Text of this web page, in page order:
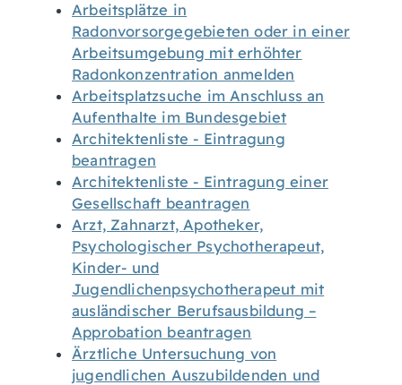
Arbeitsplätze in
Radonvorsorgegebieten oder in einer
Arbeitsumgebung mit erhöhter
Radonkonzentration anmelden
Arbeitsplatzsuche im Anschluss an
Aufenthalte im Bundesgebiet
Architektenliste - Eintragung
beantragen
Architektenliste - Eintragung einer
Gesellschaft beantragen
Arzt, Zahnarzt, Apotheker,
Psychologischer Psychotherapeut,
Kinder- und
Jugendlichenpsychotherapeut mit
ausländischer Berufsausbildung –
Approbation beantragen
Ärztliche Untersuchung von
jugendlichen Auszubildenden und